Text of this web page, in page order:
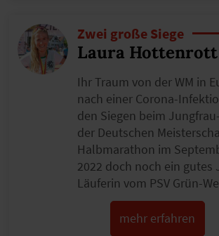
Zwei große Siege
Laura Hottenrott
Ihr Traum von der WM in
nach einer Corona-
den Siegen beim
der Deutschen
Halbmarathon im
2022 doch noch ein gutes
Läuferin vom PSV Grün-
mehr erfahren